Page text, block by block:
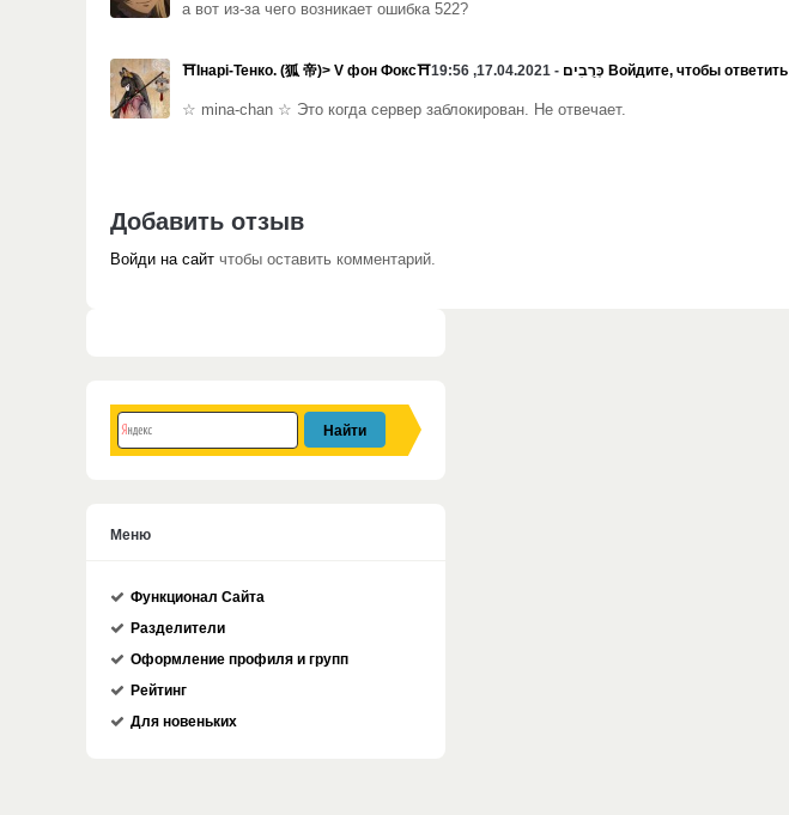
а вот из-за чего возникает ошибка 522?
⛩Інарі-Тенко. (狐 帝)> V фон Фокс⛩כְּרֻבִים Войдите, чтобы ответить
☆ mina-chan ☆ Это когда сервер заблокирован. Не отвечает.
Добавить отзыв
Войди на сайт чтобы оставить комментарий.
Меню
Функционал Сайта
Разделители
Оформление профиля и групп
Рейтинг
Для новеньких